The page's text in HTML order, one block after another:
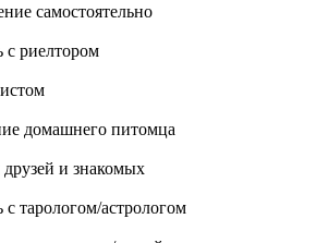
самостоятельно
с риелтором
домашнего питомца
и знакомых
тарологом/астрологом